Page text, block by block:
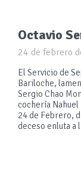
Octavio
24 de febrero
El Servicio de
Bariloche,
Sergio Chao
cochería
24 de Febrero,
deceso enluta a